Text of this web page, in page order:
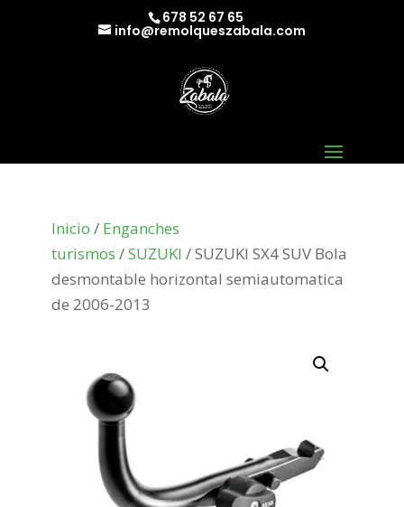
678 52 67 65
info@remolqueszabala.com
Inicio / Enganches
turismos /SUZUKI / SUZUKI SX4 SUV Bola
desmontable horizontal semiautomatica
de 2006-2013